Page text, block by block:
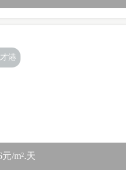
港
元/m².天